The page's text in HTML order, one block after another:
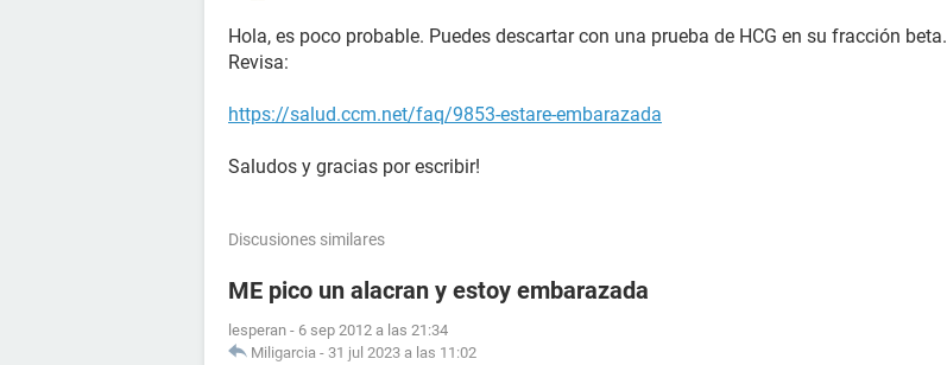
Hola, es poco probable. Puedes descartar con una prueba de HCG en su fracción beta.
Revisa:
https://salud.ccm.net/faq/9853-estare-embarazada
Saludos y gracias por escribir!
Discusiones similares
ME pico un alacran y estoy embarazada
lesperan - 6 sep 2012 a las 21:34
Miligarcia - 31 jul 2023 a las 11:02